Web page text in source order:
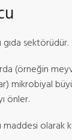
gıda sektörüdür.
(örneğin
mikrobiyal
önler.
olarak